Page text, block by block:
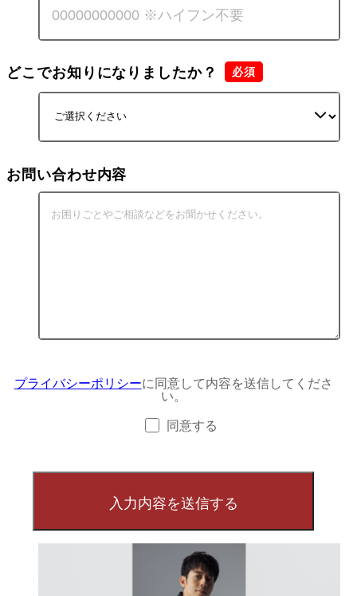
どこでお知りになりましたか？
お問い合わせ内容
プライバシーポリシーに同意して内容を送信してくださ
い。
同意する